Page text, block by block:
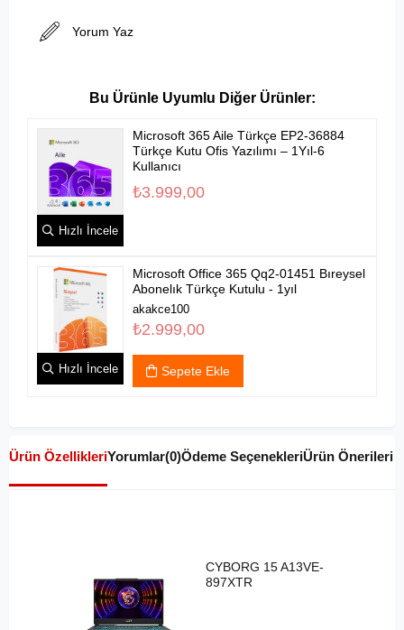
Yorum Yaz
Hızlı İncele
Microsoft 365 Aile Türkçe EP2-36884
Türkçe Kutu Ofis Yazılımı – 1Yıl-6
Kullanıcı
₺3.999,00
Hızlı İncele
Microsoft Office 365 Qq2-01451 Bıreysel
Abonelık Türkçe Kutulu - 1yıl
akakce100
₺2.999,00
Sepete Ekle
Ürün ÖzellikleriYorumlar(0)Ödeme SeçenekleriÜrün Önerileri
CYBORG 15 A13VE-
897XTR